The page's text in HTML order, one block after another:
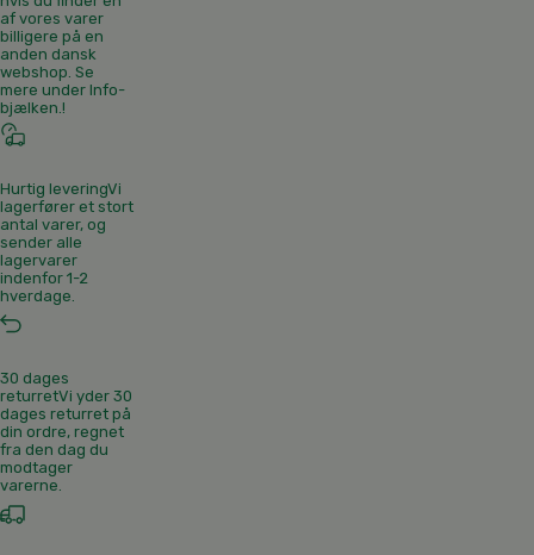
af vores varer
billigere på en
anden dansk
webshop. Se
mere under Info-
bjælken.!
Hurtig leveringVi
lagerfører et stort
antal varer, og
sender alle
lagervarer
indenfor 1-2
hverdage.
30 dages
returretVi yder 30
dages returret på
din ordre, regnet
fra den dag du
modtager
varerne.